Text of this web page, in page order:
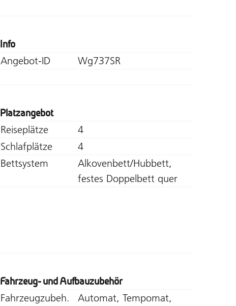
Info
Angebot-ID Wg737SR
Platzangebot
Reiseplätze
4
Schlafplätze
4
Bettsystem
Alkovenbett/Hubbett,
festes Doppelbett quer
Fahrzeug- und Aufbauzubehör
Fahrzeugzubeh.
Automat, Tempomat,